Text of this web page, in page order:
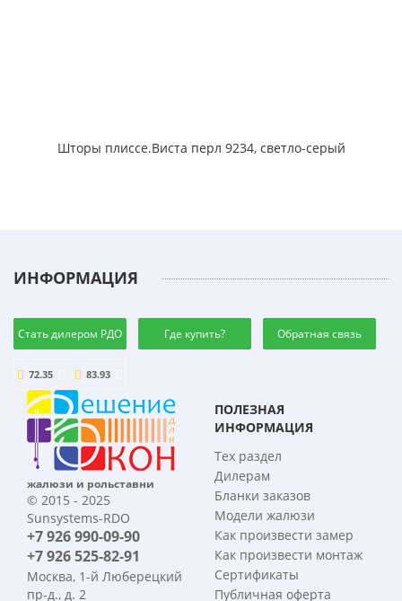
Шторы плиссе.Виста перл 9234, светло-серый
ИНФОРМАЦИЯ
Стать дилером РДО Где купить? Обратная связь
72.35 83.93
жалюзи и рольставни
© 2015 - 2025
Sunsystems-RDO
+7 926 990-09-90
+7 926 525-82-91
Москва, 1-й Люберецкий
пр-д., д. 2
ПОЛЕЗНАЯ
ИНФОРМАЦИЯ
Тех раздел
Дилерам
Бланки заказов
Модели жалюзи
Как произвести замер
Как произвести монтаж
Сертификаты
Публичная оферта